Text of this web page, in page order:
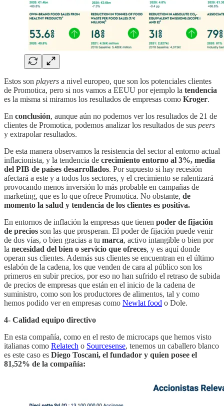
Estos son players a nivel europeo, que son los potenciales clientes
de Promotica, pero si nos vamos a EEUU por ejemplo la tendencia
es la misma si miramos los resultados de empresas como Kroger.
En conclusión, aunque aún no podemos ver los resultados de 21 de
clientes de Promotica, podemos analizar los resultados de sus peers
y extrapolar resultados.
De esta manera observamos la resistencia del sector al entorno actual
inflacionista, y la tendencia de crecimiento entorno al 3%, media
del PIB de países desarrollados. Por supuesto si hay recesión
afectará a este y a todos los sectores, y el crecimiento se ralentizará
provocando menos inversión lo más probable en campañas de
marketing, que es lo que ofrece Promotica. No obstante, de
momento la salud y tendencia de los clientes es positiva.
En entornos de inflación la empresas que tienen poder de fijación
de precios son las que prosperan. El poder de fijación puede venir
de dos vías, o bien gracias a tu marca, activo intangible o bien por
la necesidad del bien o servicio que ofreces, y es aquí donde
operan sus clientes. Además sus clientes se encuentran en el último
eslabón de la cadena, los que venden de cara al público son los
primeros en subir precios, por eso no han sufrido el retraso de subida
de precios de empresas que están en el inicio de la cadena de
suministro, como son los productores de alimentos, tal y como
hemos podido ver en empresas como Newlat food o Dole.
4- Calidad equipo directivo
En esta compañía, como en el resto de microcaps que hemos visto
italianas como Relatech o Sourcesense, tenemos un caballero blanco
es este caso es Diego Toscani, el fundador y quien posee el
81,52% de la compañía: